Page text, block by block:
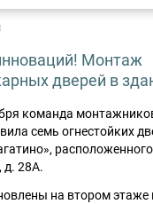
Монтаж
дверей в
команда
семь огнестойких
д. 28А.
на втором этаже